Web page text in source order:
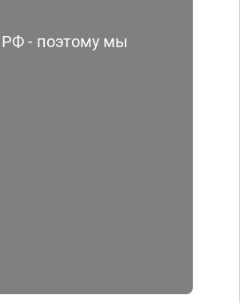
РФ - поэтому мы